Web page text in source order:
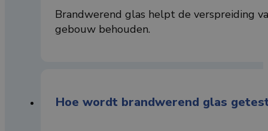
Brandwerend glas helpt de verspreiding
gebouw behouden.
Hoe wordt brandwerend glas